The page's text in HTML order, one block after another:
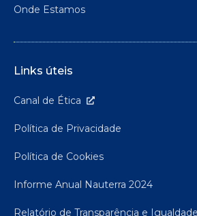
Onde Estamos
Links úteis
Canal de Ética
Política de Privacidade
Política de Cookies
Informe Anual Nauterra 2024
Relatório de Transparência e